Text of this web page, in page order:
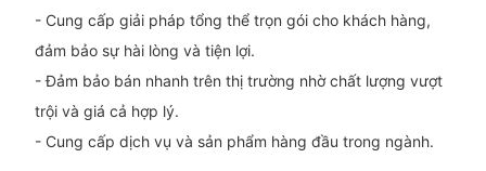
- Cung cấp giải pháp tổng thể trọn gói cho khách hàng,
đảm bảo sự hài lòng và tiện lợi.
- Đảm bảo bán nhanh trên thị trường nhờ chất lượng vượt
trội và giá cả hợp lý.
- Cung cấp dịch vụ và sản phẩm hàng đầu trong ngành.